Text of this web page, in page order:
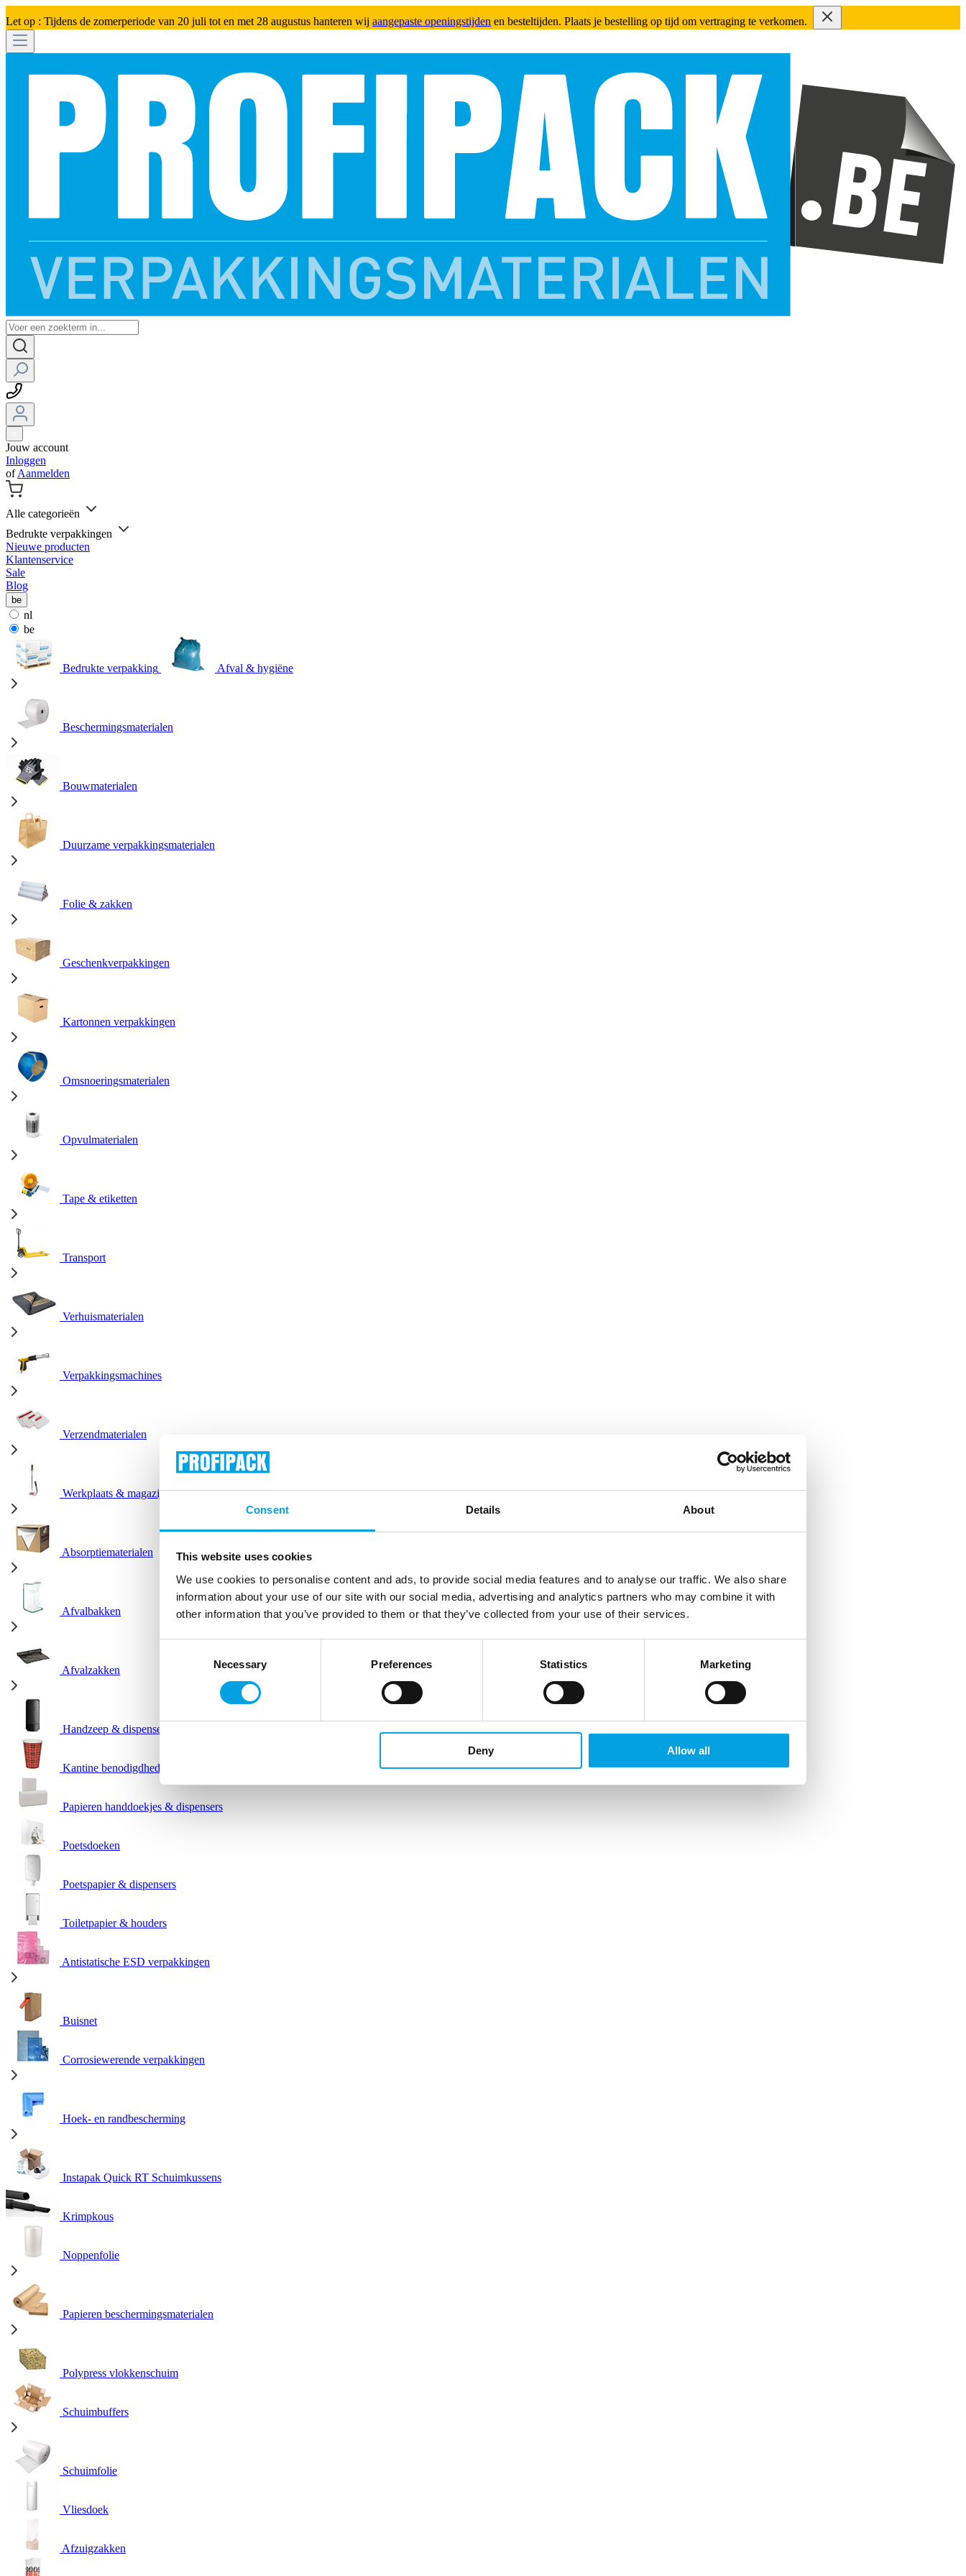
Consent Details About
This website uses cookies
We use cookies to personalise content and ads, to provide social media features and to analyse our traffic. We also share
information about your use of our site with our social media, advertising and analytics partners who may combine it with
other information that you’ve provided to them or that they’ve collected from your use of their services.
Necessary Preferences Statistics Marketing
Deny Allow all
Let op : Tijdens de zomerperiode van 20 juli tot en met 28 augustus hanteren wij aangepaste openingstijden en besteltijden. Plaats je bestelling op tijd om vertraging te verkomen.
Jouw account
Inloggen
ofAanmelden
Alle categorieën
Bedrukte verpakkingen
Nieuwe producten
Klantenservice
Sale
Blog
be
nl
be
Bedrukte verpakking Afval & hygiëne
Beschermingsmaterialen
Bouwmaterialen
Duurzame verpakkingsmaterialen
Folie & zakken
Geschenkverpakkingen
Kartonnen verpakkingen
Omsnoeringsmaterialen
Opvulmaterialen
Tape & etiketten
Transport
Verhuismaterialen
Verpakkingsmachines
Verzendmaterialen
Werkplaats & magazijn
Absorptiematerialen
Afvalbakken
Afvalzakken
Handzeep & dispensers
Kantine benodigdheden
Papieren handdoekjes & dispensers
Poetsdoeken
Poetspapier & dispensers
Toiletpapier & houders
Antistatische ESD verpakkingen
Buisnet
Corrosiewerende verpakkingen
Hoek- en randbescherming
Instapak Quick RT Schuimkussens
Krimpkous
Noppenfolie
Papieren beschermingsmaterialen
Polypress vlokkenschuim
Schuimbuffers
Schuimfolie
Vliesdoek
Afzuigzakken